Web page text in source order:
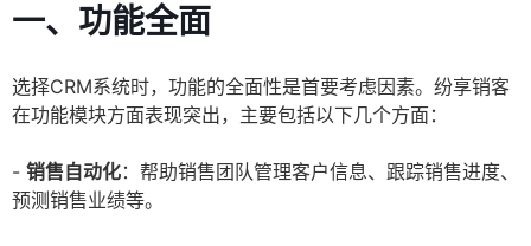
一、功能全面
选择CRM系统时，功能的全面性是首要考虑因素。纷享销客
在功能模块方面表现突出，主要包括以下几个方面：
- 销售自动化：帮助销售团队管理客户信息、跟踪销售进度、
预测销售业绩等。